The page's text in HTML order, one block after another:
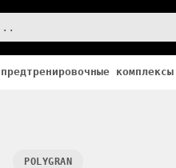
POLYGRAN